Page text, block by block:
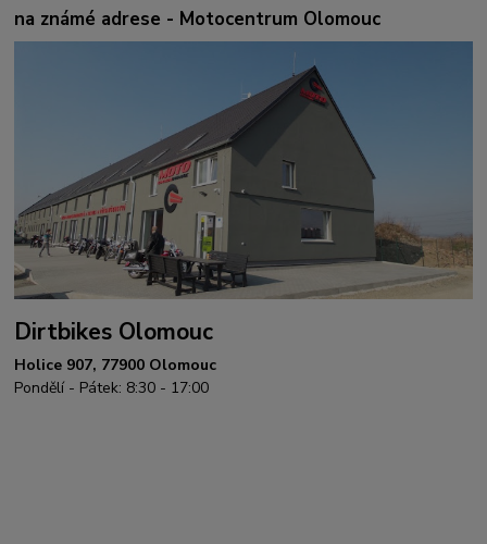
na známé adrese - Motocentrum Olomouc
Dirtbikes Olomouc
Holice 907, 77900 Olomouc
Pondělí - Pátek: 8:30 - 17:00